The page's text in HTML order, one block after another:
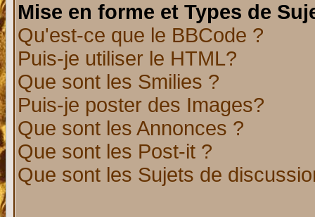
Mise en forme et Types de
Qu'est-ce que le BBCode ?
Puis-je utiliser le HTML?
Que sont les Smilies ?
Puis-je poster des Images?
Que sont les Annonces ?
Que sont les Post-it ?
Que sont les Sujets de